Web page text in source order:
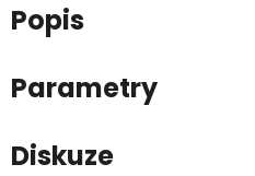
Popis
Parametry
Diskuze